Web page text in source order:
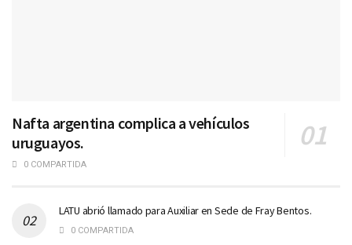
Nafta argentina complica a vehículos
uruguayos.
0 COMPARTIDA
LATU abrió llamado para Auxiliar en Sede de Fray Bentos.
0 COMPARTIDA